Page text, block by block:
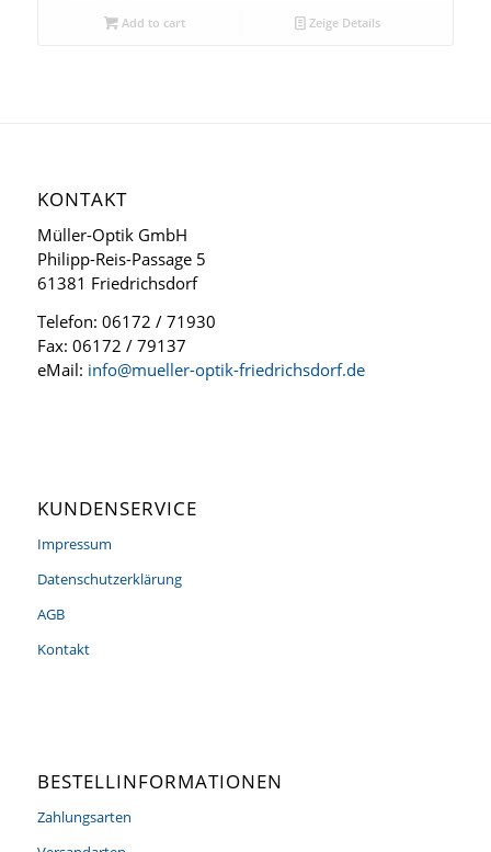
Add to cart Zeige Details
KONTAKT
Müller-Optik GmbH
Philipp-Reis-Passage 5
61381 Friedrichsdorf
Telefon: 06172 / 71930
Fax: 06172 / 79137
eMail: info@mueller-optik-friedrichsdorf.de
KUNDENSERVICE
Impressum
Datenschutzerklärung
AGB
Kontakt
BESTELLINFORMATIONEN
Zahlungsarten